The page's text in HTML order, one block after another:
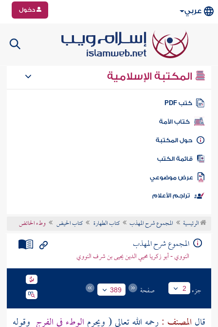
عربي دخول
المكتبة الإسلامية
كتب PDF
كتاب الأمة
المكتبة
الكتب
موضوعي
تراجم الأعلام
الرئيسية المجموع شرح المهذب كتاب الطهارة كتاب الحيض وطء الحائض
المجموع شرح المهذب
النووي - أبو زكريا محيي الدين يحيى بن شرف النووي
جزء 2 صفحة 389
قال المصنف :رحمه الله تعالى ( ويحرم الوطء في الفرج وقوله